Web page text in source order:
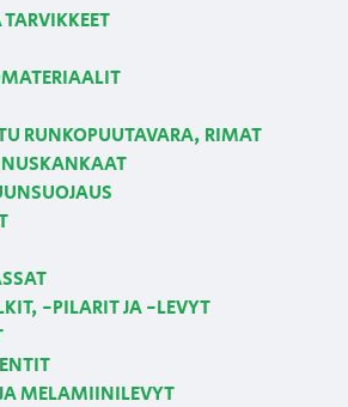
RUNKOPUUTAVARA, RIMAT
-PILARIT JA -LEVYT
MELAMIINILEVYT